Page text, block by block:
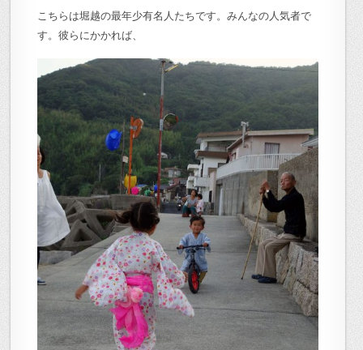
こちらは堀越の最年少有名人たちです。みんなの人気者で
す。彼らにかかれば、